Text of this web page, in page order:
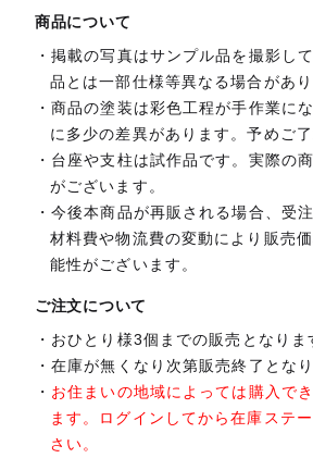
商品について
掲載の写真はサンプル品を撮影し
品とは一部仕様等異なる場合があり
商品の塗装は彩色工程が手作業に
に多少の差異があります。予めご了
台座や支柱は試作品です。実際の
がございます。
今後本商品が再販される場合、受
材料費や物流費の変動により販売
能性がございます。
ご注文について
おひとり様3個までの販売となりま
在庫が無くなり次第販売終了となり
お住まいの地域によっては購入で
ます。ログインしてから在庫ステ
さい。